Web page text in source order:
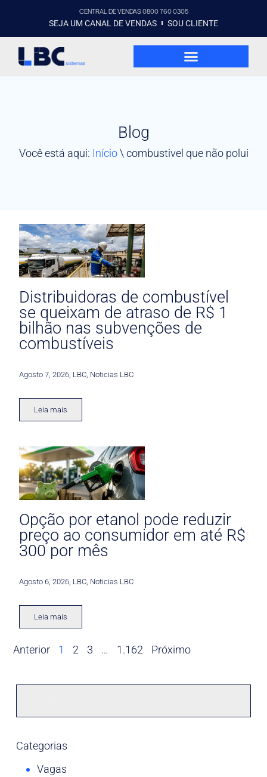
CENTRAL DE VENDAS 0800 760 0305
SEJA UM CANAL DE VENDAS SOU CLIENTE
Blog
Você está aqui: Início\ combustivel que não polui
Distribuidoras de combustível
se queixam de atraso de R$ 1
bilhão nas subvenções de
combustíveis
Agosto 7, 2026 LBC Noticias LBC
Leia mais
Opção por etanol pode reduzir
preço ao consumidor em até R$
300 por mês
Agosto 6, 2026 LBC Noticias LBC
Leia mais
Anterior 1 2 3 … 1.162 Próximo
Categorias
Vagas